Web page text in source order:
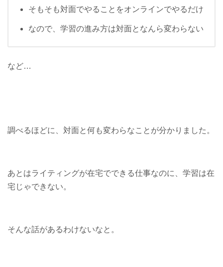
そもそも対面でやることをオンラインでやるだけ
なので、学習の進み方は対面となんら変わらない
など…
調べるほどに、対面と何も変わらなことが分かりました。
あとはライティングが在宅でできる仕事なのに、学習は在
宅じゃできない。
そんな話があるわけないなと。